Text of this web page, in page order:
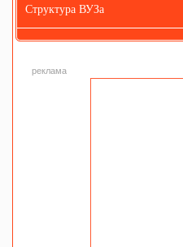
Структура ВУЗа
реклама